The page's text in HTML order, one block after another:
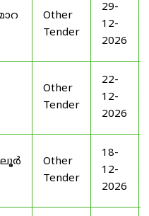
Other
Tender
29-
12-
2026
Other
Tender
22-
12-
2026
Other
Tender
18-
12-
2026